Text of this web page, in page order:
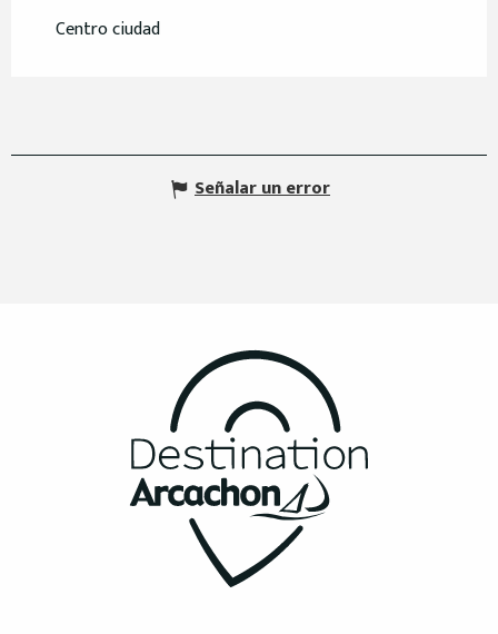
Centro ciudad
Señalar un error